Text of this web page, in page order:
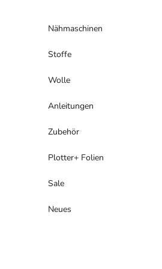
Nähmaschinen
Stoffe
Wolle
Anleitungen
Zubehör
Plotter+ Folien
Sale
Neues